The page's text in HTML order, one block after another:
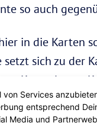
so auch
in die Karten
sich zu der
Kartenlegen,
sondern
Tarot-
von Services
entsprechend
Media und